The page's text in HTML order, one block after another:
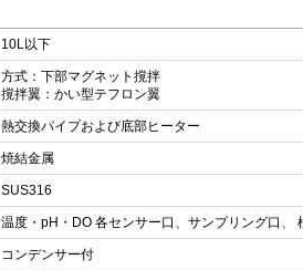
10L以下
方式：下部マグネット撹拌
撹拌翼：かい型テフロン翼
熱交換パイプおよび底部ヒーター
焼結金属
SUS316
温度・pH・DO 各センサー口、サンプリング口、
コンデンサー付